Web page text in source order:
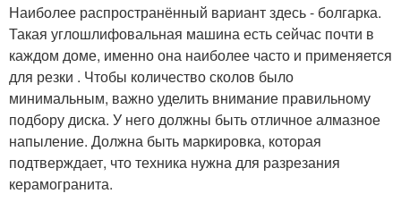
Наиболее распространённый вариант здесь - болгарка.
Такая углошлифовальная машина есть сейчас почти в
каждом доме, именно она наиболее часто и применяется
для резки . Чтобы количество сколов было
минимальным, важно уделить внимание правильному
подбору диска. У него должны быть отличное алмазное
напыление. Должна быть маркировка, которая
подтверждает, что техника нужна для разрезания
керамогранита.